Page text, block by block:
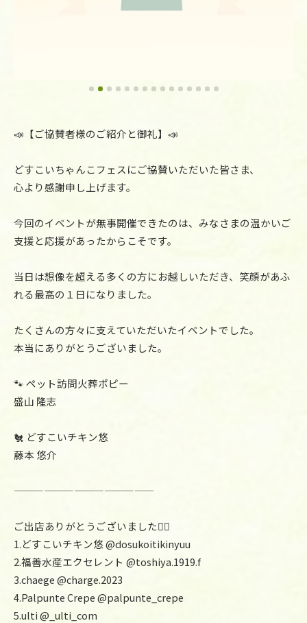
📣【ご協賛者様のご紹介と御礼】📣
どすこいちゃんこフェスにご協賛いただいた皆さま、
心より感謝申し上げます。
今回のイベントが無事開催できたのは、みなさまの温かいご
支援と応援があったからこそです。
当日は想像を超える多くの方にお越しいただき、笑顔があふ
れる最高の１日になりました。
たくさんの方々に支えていただいたイベントでした。
本当にありがとうございました。
🐾 ペット訪問火葬ポピー
盛山 隆志
🐔 どすこいチキン悠
藤本 悠介
——————————————
ご出店ありがとうございました🙇‍♂️
1.どすこいチキン悠 @dosukoitikinyuu
2.福善水産エクセレント @toshiya.1919.f
3.chaege @charge.2023
4.Palpunte Crepe @palpunte_crepe
5.ulti @_ulti_com